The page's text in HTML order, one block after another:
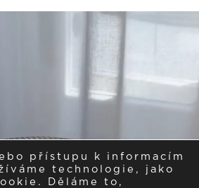
přístupu k informacím
technologie, jako
Děláme to,